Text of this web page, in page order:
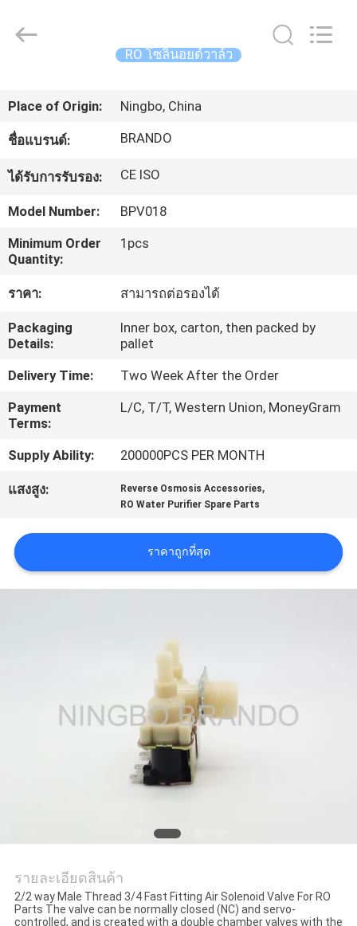
สินค้า
เกี่ยว
กับ
เรา
ทัวร์
โรงงาน
ควบคุม
ติดต่อ
แผนผัง
เว็บไซต์
Ningbo
Brando
Reserved.
RO โซลินอยด์วาล์ว
Place of Origin: Ningbo, China
ชื่อแบรนด์: BRANDO
ได้รับการรับรอง: CE ISO
Model Number:
BPV018
Minimum Order
Quantity:
1pcs
ราคา: สามารถต่อรองได้
Packaging
Details:
Inner box, carton, then packed by
pallet
Delivery Time:
Two Week After the Order
Payment
Terms:
L/C, T/T, Western Union, MoneyGram
Supply Ability: 200000PCS PER MONTH
แสงสูง: Reverse Osmosis Accessories,
RO Water Purifier Spare Parts
ราคาถูกที่สุด
รายละเอียดสินค้า
2/2 way Male Thread 3/4 Fast Fitting Air Solenoid Valve For RO
Parts The valve can be normally closed (NC) and servo-
controlled, and is created with a double chamber valves with the